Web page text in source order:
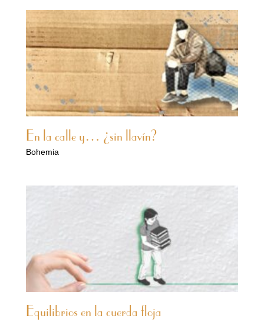
En la calle y… ¿sin llavín?
Bohemia
Equilibrios en la cuerda floja